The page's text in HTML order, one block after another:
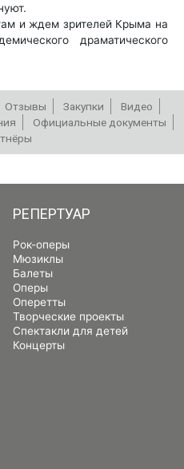
и ждем зрителей Крыма на
драматического
Отзывы Закупки
Видео
Официальные документы
РЕПЕРТУАР
Рок-оперы
Мюзиклы
Балеты
Оперы
Оперетты
Творческие проекты
Спектакли для детей
Концерты